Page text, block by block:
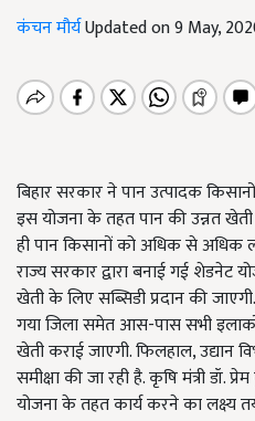
कंचन मौर्यUpdated on 9 May,
बिहार सरकार ने पान उत्पादक
इस योजना के तहत पान की उन्नत
ही पान किसानों को अधिक से अधिक
राज्य सरकार द्वारा बनाई गई
खेती के लिए सब्सिडी प्रदान की
गया जिला समेत आस-पास सभी इलाकों
खेती कराई जाएगी. फिलहाल, उद्यान
समीक्षा की जा रही है. कृषि मंत्री डॉ.
योजना के तहत कार्य करने का लक्ष्य